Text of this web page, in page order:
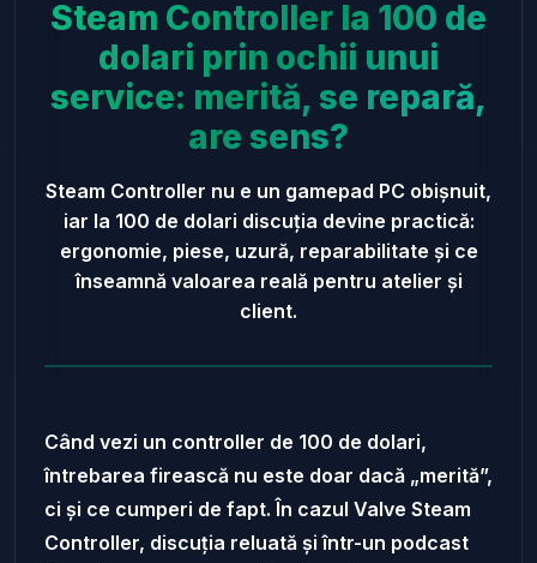
Steam Controller la 100 de
dolari prin ochii unui
service: merită, se repară,
are sens?
Steam Controller nu e un gamepad PC obișnuit,
iar la 100 de dolari discuția devine practică:
ergonomie, piese, uzură, reparabilitate și ce
înseamnă valoarea reală pentru atelier și
client.
Când vezi un controller de 100 de dolari,
întrebarea firească nu este doar dacă „merită”,
ci și ce cumperi de fapt. În cazul Valve Steam
Controller, discuția reluată și într-un podcast